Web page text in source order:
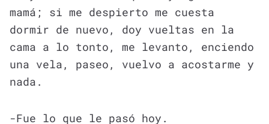
mamá; si me despierto me cuesta
dormir de nuevo, doy vueltas en la
cama a lo tonto, me levanto, enciendo
una vela, paseo, vuelvo a acostarme y
nada.
-Fue lo que le pasó hoy.